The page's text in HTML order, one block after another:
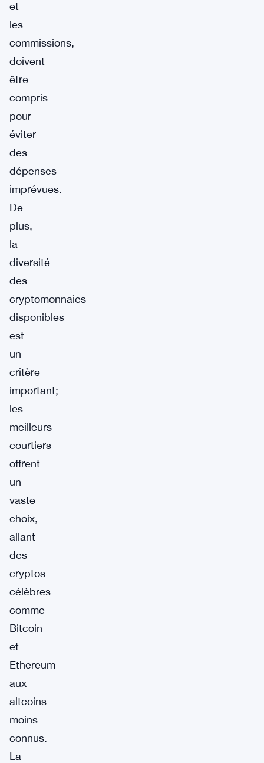
et
les
commissions,
doivent
être
compris
pour
éviter
des
dépenses
imprévues.
De
plus,
la
diversité
des
cryptomonnaies
disponibles
est
un
critère
important;
les
meilleurs
courtiers
offrent
un
vaste
choix,
allant
des
cryptos
célèbres
comme
Bitcoin
et
Ethereum
aux
altcoins
moins
connus.
La